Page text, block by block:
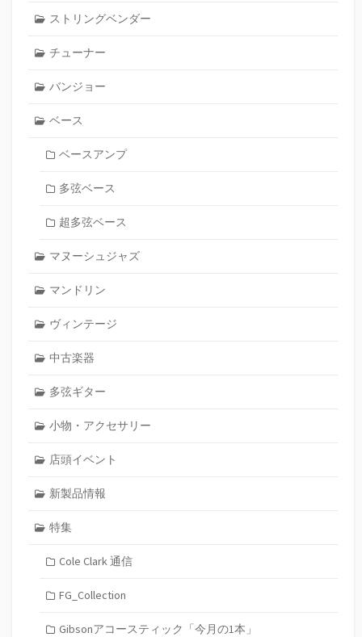
ストリングベンダー
チューナー
バンジョー
ベース
ベースアンプ
多弦ベース
超多弦ベース
マヌーシュジャズ
マンドリン
ヴィンテージ
中古楽器
多弦ギター
小物・アクセサリー
店頭イベント
新製品情報
特集
Cole Clark 通信
FG_Collection
Gibsonアコースティック「今月の1本」